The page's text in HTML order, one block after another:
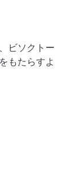
ビソクトー
もたらすよ